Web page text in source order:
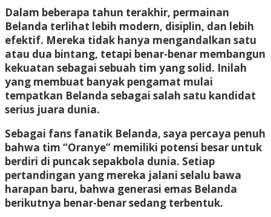
Dalam beberapa tahun terakhir, permainan
Belanda terlihat lebih modern, disiplin, dan lebih
efektif. Mereka tidak hanya mengandalkan satu
atau dua bintang, tetapi benar-benar membangun
kekuatan sebagai sebuah tim yang solid. Inilah
yang membuat banyak pengamat mulai
tempatkan Belanda sebagai salah satu kandidat
serius juara dunia.
Sebagai fans fanatik Belanda, saya percaya penuh
bahwa tim “Oranye” memiliki potensi besar untuk
berdiri di puncak sepakbola dunia. Setiap
pertandingan yang mereka jalani selalu bawa
harapan baru, bahwa generasi emas Belanda
berikutnya benar-benar sedang terbentuk.